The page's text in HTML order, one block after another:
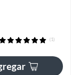
(1)